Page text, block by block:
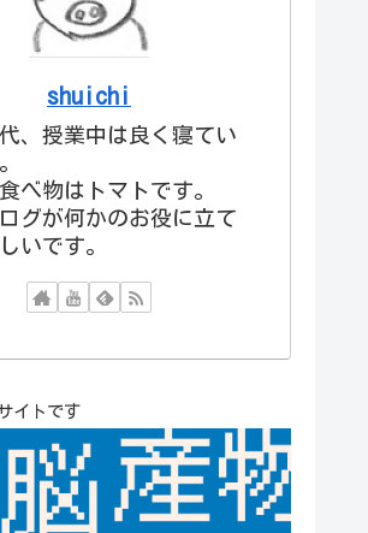
shuichi
、授業中は良く寝てい
べ物はトマトです。
グが何かのお役に立て
いです。
イトです